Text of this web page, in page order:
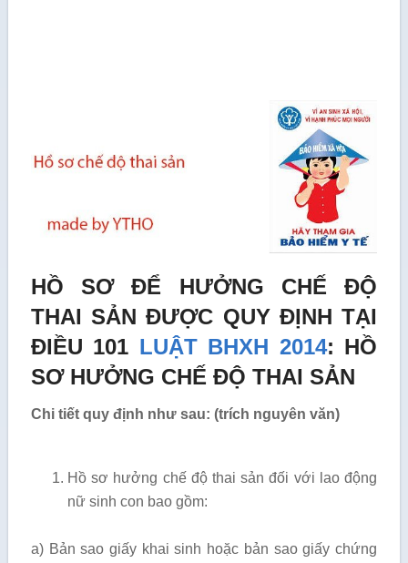
HỒ SƠ ĐỂ HƯỞNG CHẾ ĐỘ
THAI SẢN ĐƯỢC QUY ĐỊNH TẠI
ĐIỀU 101 LUẬT BHXH 2014: HỒ
SƠ HƯỞNG CHẾ ĐỘ THAI SẢN
Chi tiết quy định như sau: (trích nguyên văn)
Hồ sơ hưởng chế độ thai sản đối với lao động
nữ sinh con bao gồm:
a) Bản sao giấy khai sinh hoặc bản sao giấy chứng